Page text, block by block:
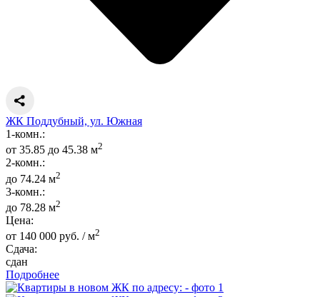
ЖК Поддубный, ул. Южная
1-комн.:
от 35.85 до 45.38 м2
2-комн.:
до 74.24 м2
3-комн.:
до 78.28 м2
Цена:
от 140 000 руб. / м2
Сдача:
сдан
Подробнее